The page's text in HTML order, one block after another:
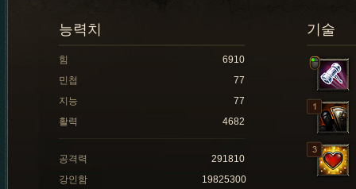
기술
능력치
힘
6910
민첩
77
지능
77
활력
4682
공격력
291810
강인함
19825300